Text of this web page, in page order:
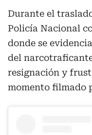
Durante el
Policía Nacional
donde se
del
resignación y
momento filmado